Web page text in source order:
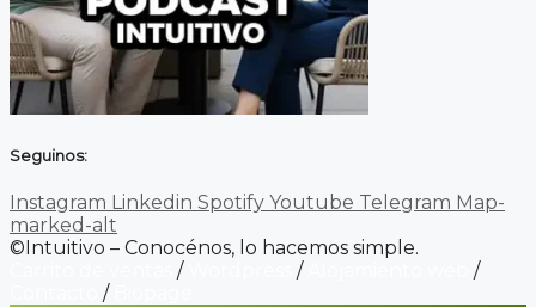
Seguinos:
Instagram Linkedin Spotify Youtube Telegram Map-
marked-alt
©Intuitivo – Conocénos, lo hacemos simple.
/ /
/
/